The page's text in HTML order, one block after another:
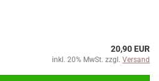
20,90 EUR
inkl. 20% MwSt. zzgl. Versand